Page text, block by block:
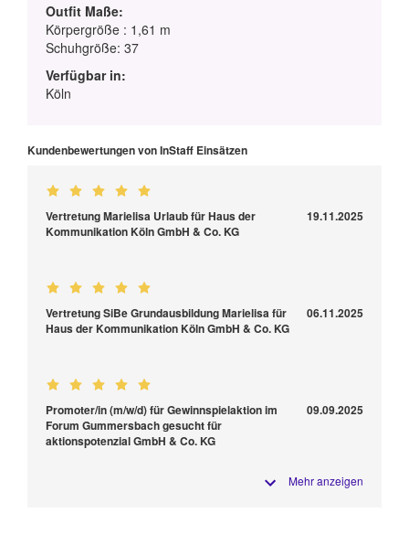
Outfit Maße:
Körpergröße : 1,61 m
Schuhgröße: 37
Verfügbar in:
Köln
Kundenbewertungen von InStaff Einsätzen
Vertretung Marielisa Urlaub für Haus der
Kommunikation Köln GmbH & Co. KG
19.11.2025
Vertretung SiBe Grundausbildung Marielisa für
Haus der Kommunikation Köln GmbH & Co. KG
06.11.2025
Promoter/in (m/w/d) für Gewinnspielaktion im
Forum Gummersbach gesucht für
aktionspotenzial GmbH & Co. KG
09.09.2025
Mehr anzeigen